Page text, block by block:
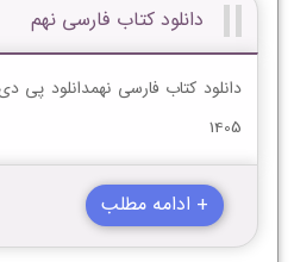
دانلود کتاب فارسی نهم
1405
+ ادامه مطلب